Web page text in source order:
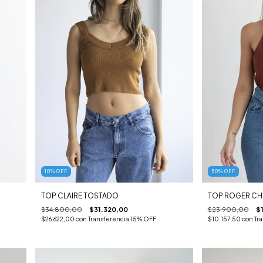
10% OFF
TOP CLAIRE TOSTADO
$34.800,00 $31.320,00
$26.622,00 con Transferencia 15% OFF
50% OFF
TOP ROGER
$23.900,00
$10.157,50 con